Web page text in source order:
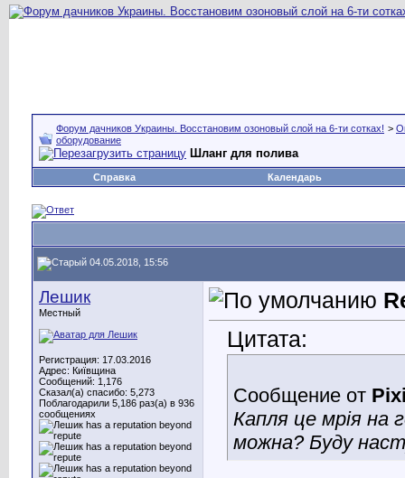
Форум дачников Украины. Восстановим озоновый слой на 6-ти сотках! >
оборудование
Шланг для полива
Справка Календарь
04.05.2018, 15:56
Лешик
Местный
Регистрация: 17.03.2016
Адрес: Київщина
Сообщений: 1,176
Сказал(а) спасибо: 5,273
Поблагодарили 5,186 раз(а) в 936
сообщениях
Цитата:
Сообщение от
Капля це мрія на
можна? Буду